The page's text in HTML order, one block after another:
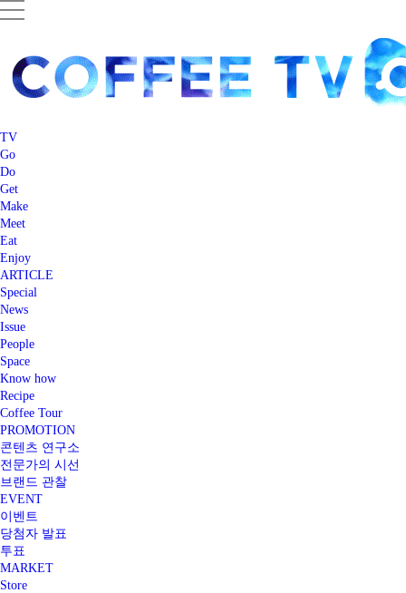
TV
Go
Do
Get
Make
Meet
Eat
Enjoy
ARTICLE
Special
News
Issue
People
Space
Know how
Recipe
Coffee Tour
PROMOTION
콘텐츠 연구소
전문가의 시선
브랜드 관찰
EVENT
이벤트
당첨자 발표
투표
MARKET
Store